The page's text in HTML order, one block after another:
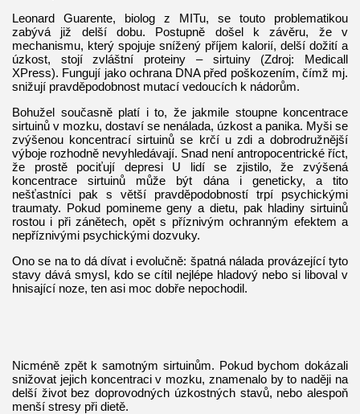
Leonard Guarente, biolog z MITu, se touto problematikou
zabývá již delší dobu. Postupně došel k závěru, že v
mechanismu, který spojuje snížený příjem kalorií, delší dožití a
úzkost, stojí zvláštní proteiny – sirtuiny (Zdroj: Medicall
XPress). Fungují jako ochrana DNA před poškozením, čímž mj.
snižují pravděpodobnost mutací vedoucích k nádorům.
Bohužel současně platí i to, že jakmile stoupne koncentrace
sirtuinů v mozku, dostaví se nenálada, úzkost a panika. Myši se
zvýšenou koncentrací sirtuinů se krčí u zdi a dobrodružnější
výboje rozhodně nevyhledávají. Snad není antropocentrické říct,
že prostě pociťují depresi U lidí se zjistilo, že zvýšená
koncentrace sirtuinů může být dána i geneticky, a tito
nešťastníci pak s větší pravděpodobností trpí psychickými
traumaty. Pokud pomineme geny a dietu, pak hladiny sirtuinů
rostou i při zánětech, opět s příznivým ochranným efektem a
nepříznivými psychickými dozvuky.
Ono se na to dá dívat i evolučně: špatná nálada provázející tyto
stavy dává smysl, kdo se cítil nejlépe hladový nebo si liboval v
hnisající noze, ten asi moc dobře nepochodil.
Nicméně zpět k samotným sirtuinům. Pokud bychom dokázali
snižovat jejich koncentraci v mozku, znamenalo by to naději na
delší život bez doprovodných úzkostných stavů, nebo alespoň
menší stresy při dietě.